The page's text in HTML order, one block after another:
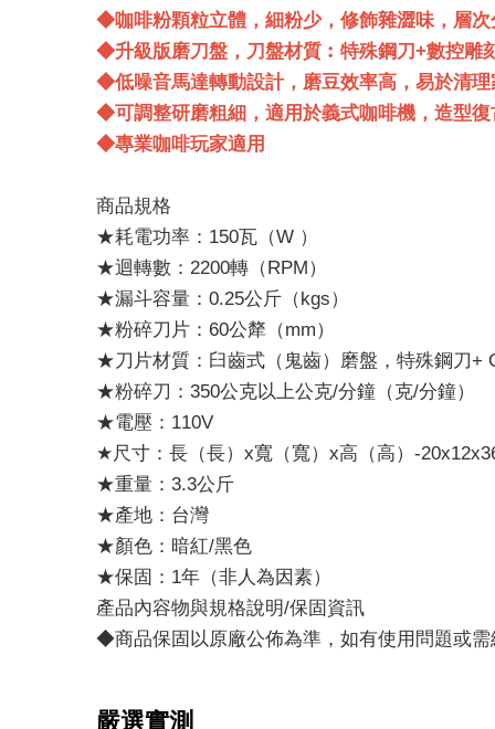
◆咖啡粉顆粒立體，細粉少，修飾雜澀味，層
◆升級版磨刀盤，刀盤材質︰特殊鋼刀+數控雕
◆低噪音馬達轉動設計，磨豆效率高，易於清
◆可調整研磨粗細，適用於義式咖啡機，造型復
◆專業咖啡玩家適用
商品規格
★耗電功率：150瓦（W ）
★迴轉數：2200轉（RPM）
★漏斗容量：0.25公斤（kgs）
★粉碎刀片：60公犛（mm）
★刀片材質：臼齒式（鬼齒）磨盤，特殊鋼刀+
★粉碎刀：350公克以上公克/分鐘（克/分鐘）
★電壓：110V
★尺寸：長（長）x寬（寬）x高（高）-
★重量：3.3公斤
★產地：台灣
★顏色：暗紅/黑色
★保固：1年（非人為因素）
產品內容物與規格說明/保固資訊
◆商品保固以原廠公佈為準，如有使用問題或
嚴選實測